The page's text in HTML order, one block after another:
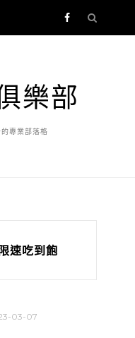
樂部
專業部落格
速吃到飽
03-07